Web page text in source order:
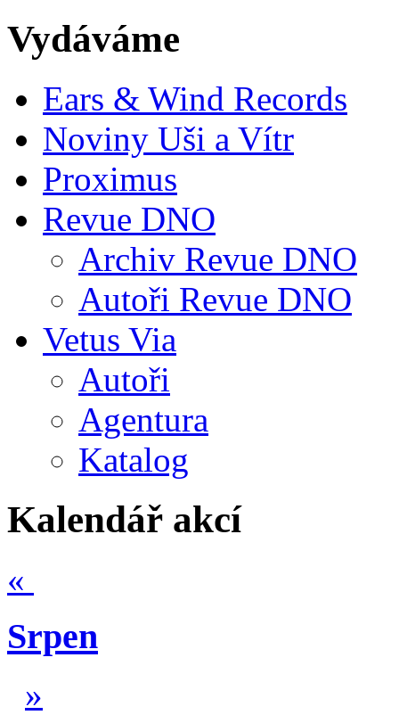
Vydáváme
Ears & Wind Records
Noviny Uši a Vítr
Proximus
Revue DNO
Archiv Revue DNO
Autoři Revue DNO
Vetus Via
Autoři
Agentura
Katalog
Kalendář akcí
«
Srpen
»